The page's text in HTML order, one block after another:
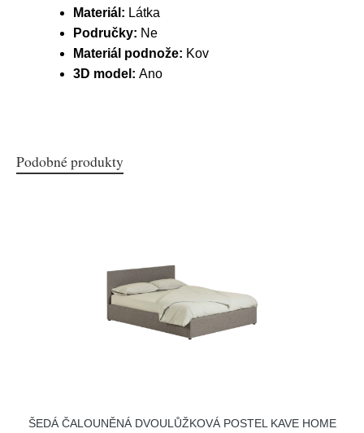
Materiál: Látka
Područky: Ne
Materiál podnože: Kov
3D model: Ano
Podobné produkty
ŠEDÁ ČALOUNĚNÁ DVOULŮŽKOVÁ POSTEL KAVE HOME